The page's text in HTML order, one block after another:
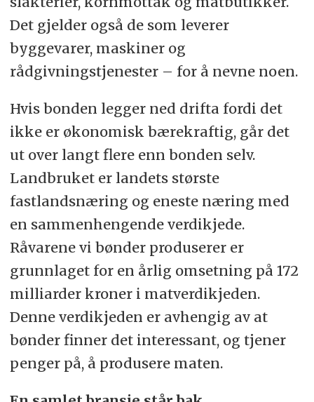
Det gjelder også de som leverer
byggevarer, maskiner og
rådgivningstjenester – for å nevne noen.
Hvis bonden legger ned drifta fordi det
ikke er økonomisk bærekraftig, går det
ut over langt flere enn bonden selv.
Landbruket er landets største
fastlandsnæring og eneste næring med
en sammenhengende verdikjede.
Råvarene vi bønder produserer er
grunnlaget for en årlig omsetning på 172
milliarder kroner i matverdikjeden.
Denne verdikjeden er avhengig av at
bønder finner det interessant, og tjener
penger på, å produsere maten.